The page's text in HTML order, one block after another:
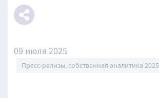
09 июля 2025
Пресс-релизы, собственная аналитика 2025